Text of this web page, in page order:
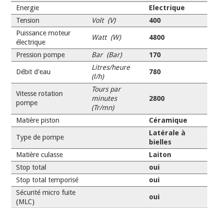
Energie
Electrique
Tension
Volt (V)
400
Puissance moteur
électrique
Watt (W) 4800
Pression pompe Bar (Bar) 170
Débit d'eau
Litres/heure
(l/h)
780
Vitesse rotation
pompe
Tours par
minutes
(Tr/mn)
2800
Matière piston Céramique
Type de pompe
Latérale à
bielles
Matière culasse
Laiton
Stop total
oui
Stop total temporisé
oui
Sécurité micro fuite
(MLC)
oui